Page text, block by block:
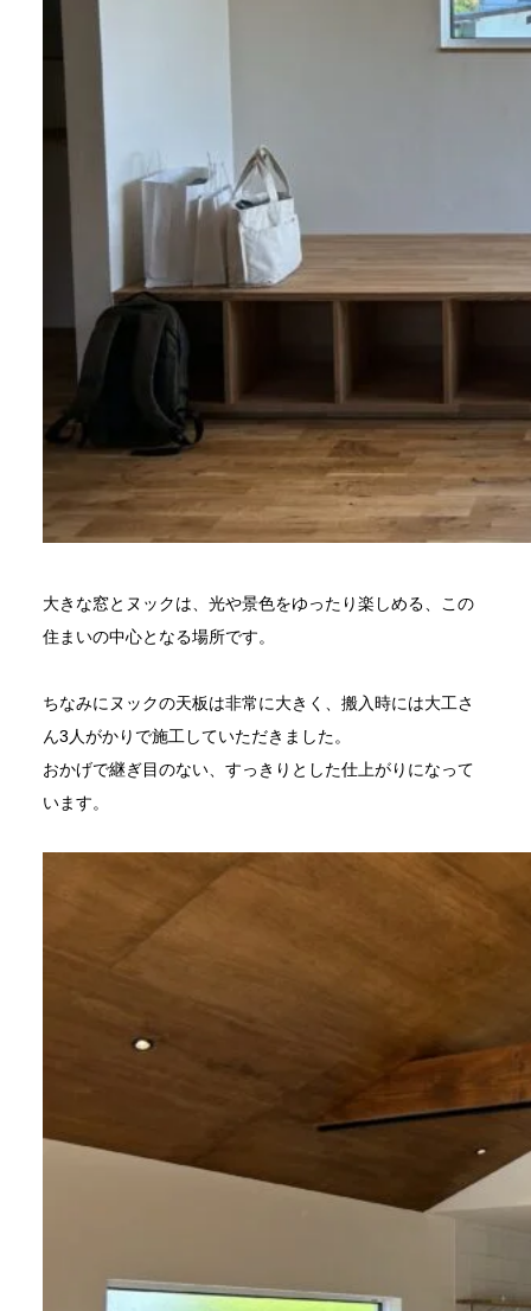
大きな窓とヌックは、光や景色をゆったり楽しめる、この
住まいの中心となる場所です。
ちなみにヌックの天板は非常に大きく、搬入時には大工さ
ん3人がかりで施工していただきました。
おかげで継ぎ目のない、すっきりとした仕上がりになって
います。